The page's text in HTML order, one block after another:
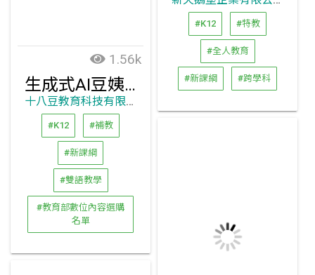
#K12 #特教
#全人教育
#新課綱 #跨學科
1.56k
生成式AI豆姨助教群
十八豆教育科技有限公司
#K12 #補教
#新課綱
#雙語教學
#教育部數位內容選購
名單